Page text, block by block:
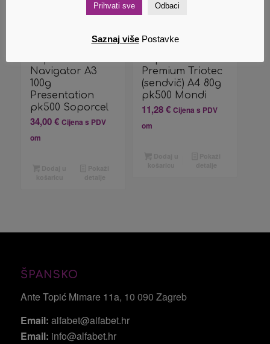
Navigator A3
100g
Presentation
pk500 Soporcel
34,00€ Cijena s PDV
om
Premium Triotec
(sendvič) A4 80g
pk500 Mondi
11,28€ Cijena s PDV
om
ŠPANSKO
Ante Topić Mimare 11a, 10 090 Zagreb
Email: alfabet@alfabet.hr
Email: info@alfabet.hr
Prihvati sve Odbaci
Saznaj više Postavke